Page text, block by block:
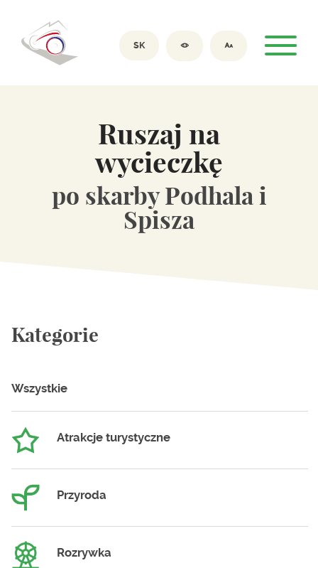
SK
Ruszaj na
wycieczkę
po skarby Podhala i
Spisza
Kategorie
Wszystkie
Atrakcje turystyczne
Przyroda
Rozrywka